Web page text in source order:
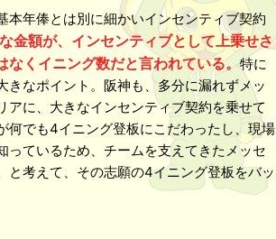
年俸とは別に細かいインセンティブ契約
金額が、インセンティブとして上乗せさ
くイニング数だと言われている。 特に
きなポイント。阪神も、多分に漏れずメッ
アに、大きなインセンティブ契約を乗せて
何でも4イニング登板にこだわったし、現場
っているため、チームを支えてきたメッセ
と考えて、その志願の4イニング登板をバッ